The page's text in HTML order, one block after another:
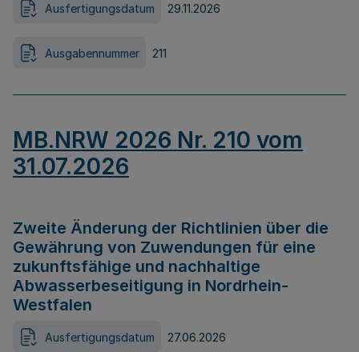
Ausfertigungsdatum 29.11.2026
Ausgabennummer 211
MB.NRW 2026 Nr. 210 vom
31.07.2026
Zweite Änderung der Richtlinien über die
Gewährung von Zuwendungen für eine
zukunftsfähige und nachhaltige
Abwasserbeseitigung in Nordrhein-
Westfalen
Ausfertigungsdatum 27.06.2026